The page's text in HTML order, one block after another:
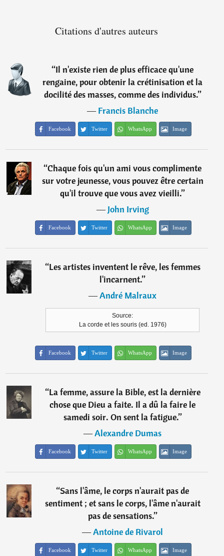
Citations d'autres auteurs
“Il n'existe rien de plus efficace qu'une
rengaine, pour obtenir la crétinisation et la
docilité des masses, comme des individus.”
―Francis Blanche
Facebook Twitter WhatsApp Image
“Chaque fois qu'un ami vous complimente
sur votre jeunesse, vous pouvez être certain
qu'il trouve que vous avez vieilli.”
―John Irving
Facebook Twitter WhatsApp Image
“Les artistes inventent le rêve, les femmes
l'incarnent.”
―André Malraux
Source:
La corde et les souris (ed. 1976)
Facebook Twitter WhatsApp Image
“La femme, assure la Bible, est la dernière
chose que Dieu a faite. Il a dû la faire le
samedi soir. On sent la fatigue.”
―Alexandre Dumas
Facebook Twitter WhatsApp Image
“Sans l'âme, le corps n'aurait pas de
sentiment ; et sans le corps, l'âme n'aurait
pas de sensations.”
―Antoine de Rivarol
Facebook Twitter WhatsApp Image